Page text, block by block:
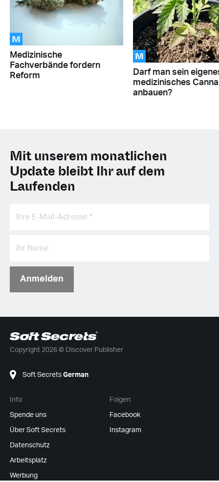
M
Medizinische
Fachverbände fordern
Reform
M
Darf man sein
medizinisches
anbauen?
Mit unserem monatlichen
Update bleibt Ihr auf dem
Laufenden
Anmelden
Copyright 2026 © Discover Publisher
Soft Secrets German
Info
Spende uns
Über Soft Secrets
Datenschutz
Arbeitsplatz
Werbung
Folgen
Facebook
Instagram